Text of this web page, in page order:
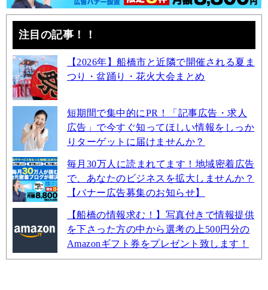
注目の記事！！
【2026年】船橋市と近隣で開催される夏ま
つり・盆踊り・花火大会まとめ
短期間で集中的にPR！「記事広告・求人
広告」で今すぐ知ってほしい情報をしっか
りターゲットに届けませんか？
毎月30万人に読まれてます！地域密着広告
で、あなたのビジネスを拡大しませんか？
【バナー広告募集のお知らせ】
【船橋の情報求む！】写真付きで情報提供
を下さった方の中から選考の上500円分の
Amazonギフト券をプレゼント致します！